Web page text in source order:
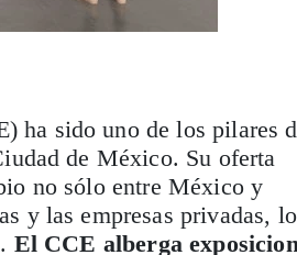
ha sido uno de los pilares
de México. Su oferta
no sólo entre México y
y las empresas privadas,
El CCE alberga